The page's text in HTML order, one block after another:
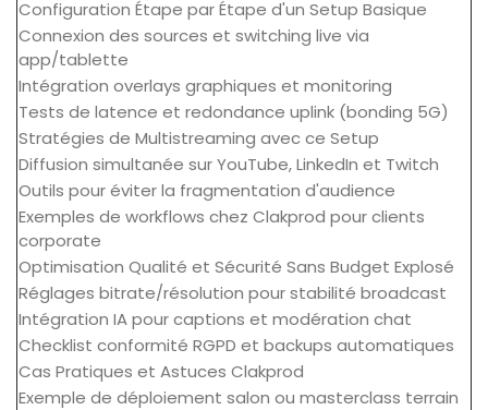
Configuration Étape par Étape d'un Setup Basique
Connexion des sources et switching live via
app/tablette
Intégration overlays graphiques et monitoring
Tests de latence et redondance uplink (bonding 5G)
Stratégies de Multistreaming avec ce Setup
Diffusion simultanée sur YouTube, LinkedIn et Twitch
Outils pour éviter la fragmentation d'audience
Exemples de workflows chez Clakprod pour clients
corporate
Optimisation Qualité et Sécurité Sans Budget Explosé
Réglages bitrate/résolution pour stabilité broadcast
Intégration IA pour captions et modération chat
Checklist conformité RGPD et backups automatiques
Cas Pratiques et Astuces Clakprod
Exemple de déploiement salon ou masterclass terrain